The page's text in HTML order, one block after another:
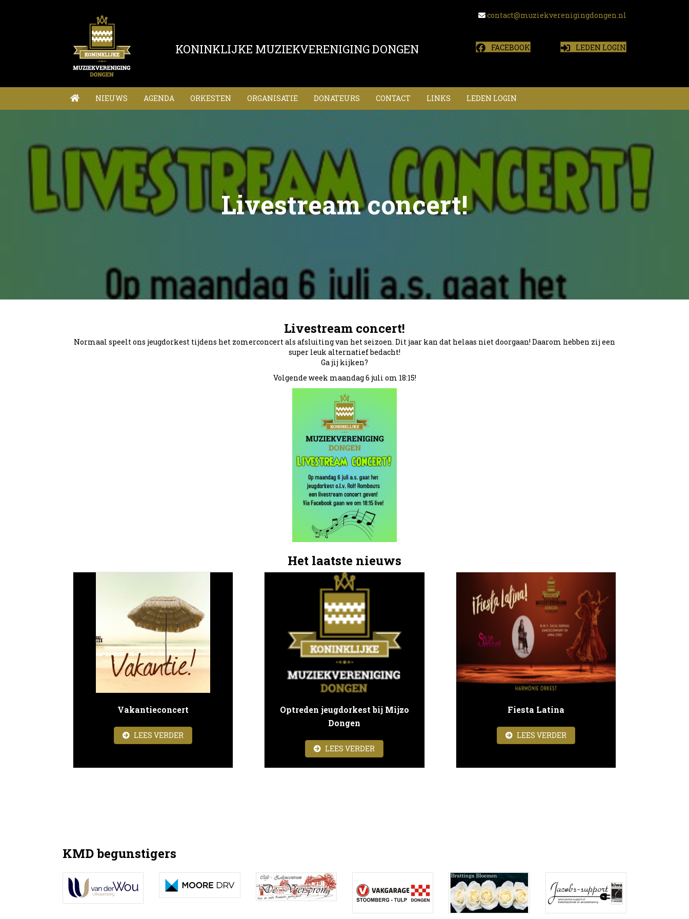
contact@muziekverenigingdongen.nl
KONINKLIJKE MUZIEKVERENIGING DONGEN FACEBOOK LEDEN LOGIN
NIEUWS AGENDA ORKESTEN ORGANISATIE DONATEURS CONTACT LINKS LEDEN LOGIN
Livestream concert!
Livestream concert!
Normaal speelt ons jeugdorkest tijdens het zomerconcert als afsluiting van het seizoen. Dit jaar kan dat helaas niet doorgaan! Daarom hebben zij een
super leuk alternatief bedacht!
Ga jij kijken?
Volgende week maandag 6 juli om 18:15!
Het laatste nieuws
Vakantieconcert
LEES VERDER
Optreden jeugdorkest bij Mijzo
Dongen
LEES VERDER
Fiesta Latina
LEES VERDERABOUT FIESTA LATINA
KMD begunstigers